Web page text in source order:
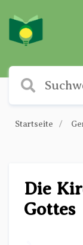
Startseite
Die
Gottes